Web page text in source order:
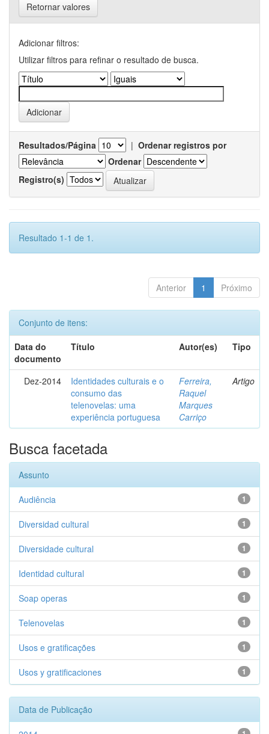
Retornar valores
Adicionar filtros:
Utilizar filtros para refinar o resultado de busca.
Resultados/Página | Ordenar registros por
Ordenar
Registro(s)
Resultado 1-1 de 1.
Anterior 1 Próximo
Conjunto de itens:
Data do
documento
Título Autor(es) Tipo
Dez-2014
Identidades culturais e o
consumo das
telenovelas: uma
experiência portuguesa
Ferreira,
Raquel
Marques
Carriço
Artigo
Busca facetada
Assunto
1
Audiência
1
Diversidad cultural
1
Diversidade cultural
1
Identidad cultural
1
Soap operas
1
Telenovelas
1
Usos e gratificações
1
Usos y gratificaciones
Data de Publicação